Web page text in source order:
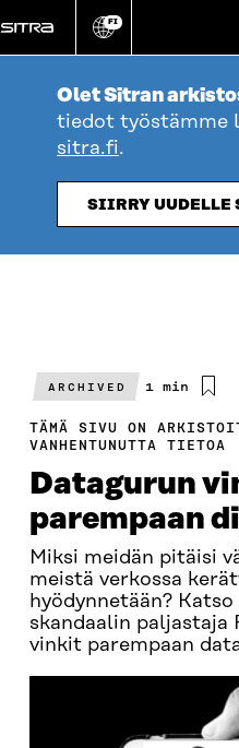
suoraan
sisältöön
Vaihda
kieli
FI
Olet Sitran
tiedot työstämme
sitra.fi.
SIIRRY UUDELLE
ARCHIVED
Arvioitu
1 min
TÄMÄ SIVU ON
VANHENTUNUTTA TIETOA
Datagurun
parempaan
Miksi meidän pitäisi
meistä verkossa
hyödynnetään?
skandaalin paljastaja
vinkit parempaan